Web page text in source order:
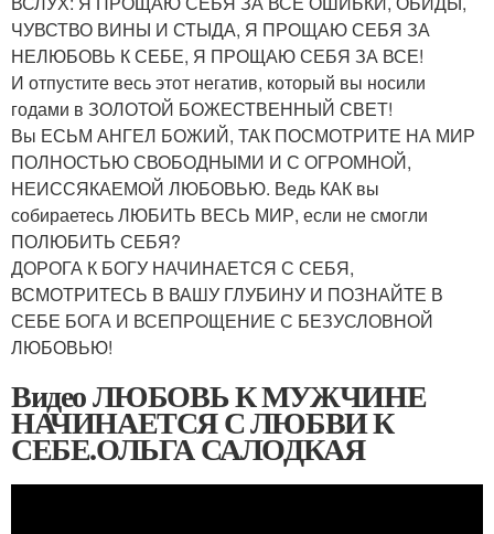
ЧУВСТВО ВИНЫ И СТЫДА, Я ПРОЩАЮ СЕБЯ ЗА
НЕЛЮБОВЬ К СЕБЕ, Я ПРОЩАЮ СЕБЯ ЗА ВСЕ!
И отпустите весь этот негатив, который вы носили
годами в ЗОЛОТОЙ БОЖЕСТВЕННЫЙ СВЕТ!
Вы ЕСЬМ АНГЕЛ БОЖИЙ, ТАК ПОСМОТРИТЕ НА МИР
ПОЛНОСТЬЮ СВОБОДНЫМИ И С ОГРОМНОЙ,
НЕИССЯКАЕМОЙ ЛЮБОВЬЮ. Ведь КАК вы
собираетесь ЛЮБИТЬ ВЕСЬ МИР, если не смогли
ПОЛЮБИТЬ СЕБЯ?
ДОРОГА К БОГУ НАЧИНАЕТСЯ С СЕБЯ,
ВСМОТРИТЕСЬ В ВАШУ ГЛУБИНУ И ПОЗНАЙТЕ В
СЕБЕ БОГА И ВСЕПРОЩЕНИЕ С БЕЗУСЛОВНОЙ
ЛЮБОВЬЮ!
Видео ЛЮБОВЬ К МУЖЧИНЕ
НАЧИНАЕТСЯ С ЛЮБВИ К
СЕБЕ.ОЛЬГА САЛОДКАЯ